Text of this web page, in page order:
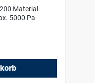
Material
5000 Pa